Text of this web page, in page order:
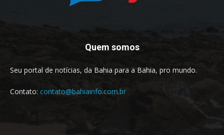
Quem somos
Seu portal de notícias, da Bahia para a Bahia, pro mundo.
Contato: contato@bahiainfo.com.br